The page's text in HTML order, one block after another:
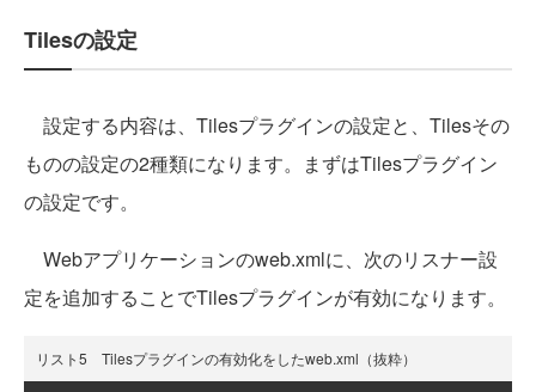
Tilesの設定
設定する内容は、Tilesプラグインの設定と、Tilesその
ものの設定の2種類になります。まずはTilesプラグイン
の設定です。
Webアプリケーションのweb.xmlに、次のリスナー設
定を追加することでTilesプラグインが有効になります。
リスト5 Tilesプラグインの有効化をしたweb.xml（抜粋）